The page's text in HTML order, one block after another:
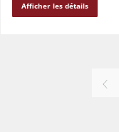
Afficher les détails